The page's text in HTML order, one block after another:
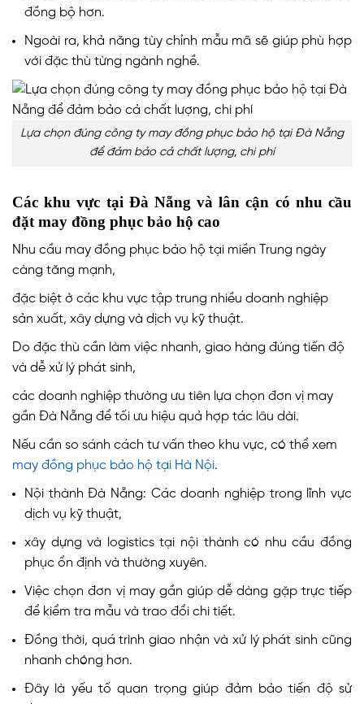
đồng bộ hơn.
Ngoài ra, khả năng tùy chỉnh mẫu mã sẽ giúp phù hợp
với đặc thù từng ngành nghề.
Lựa chọn đúng công ty may đồng phục bảo hộ tại Đà Nẵng
để đảm bảo cả chất lượng, chi phí
Các khu vực tại Đà Nẵng và lân cận có nhu cầu
đặt may đồng phục bảo hộ cao
Nhu cầu may đồng phục bảo hộ tại miền Trung ngày
càng tăng mạnh,
đặc biệt ở các khu vực tập trung nhiều doanh nghiệp
sản xuất, xây dựng và dịch vụ kỹ thuật.
Do đặc thù cần làm việc nhanh, giao hàng đúng tiến độ
và dễ xử lý phát sinh,
các doanh nghiệp thường ưu tiên lựa chọn đơn vị may
gần Đà Nẵng để tối ưu hiệu quả hợp tác lâu dài.
Nếu cần so sánh cách tư vấn theo khu vực, có thể xem
may đồng phục bảo hộ tại Hà Nội.
Nội thành Đà Nẵng: Các doanh nghiệp trong lĩnh vực
dịch vụ kỹ thuật,
xây dựng và logistics tại nội thành có nhu cầu đồng
phục ổn định và thường xuyên.
Việc chọn đơn vị may gần giúp dễ dàng gặp trực tiếp
để kiểm tra mẫu và trao đổi chi tiết.
Đồng thời, quá trình giao nhận và xử lý phát sinh cũng
nhanh chóng hơn.
Đây là yếu tố quan trọng giúp đảm bảo tiến độ sử